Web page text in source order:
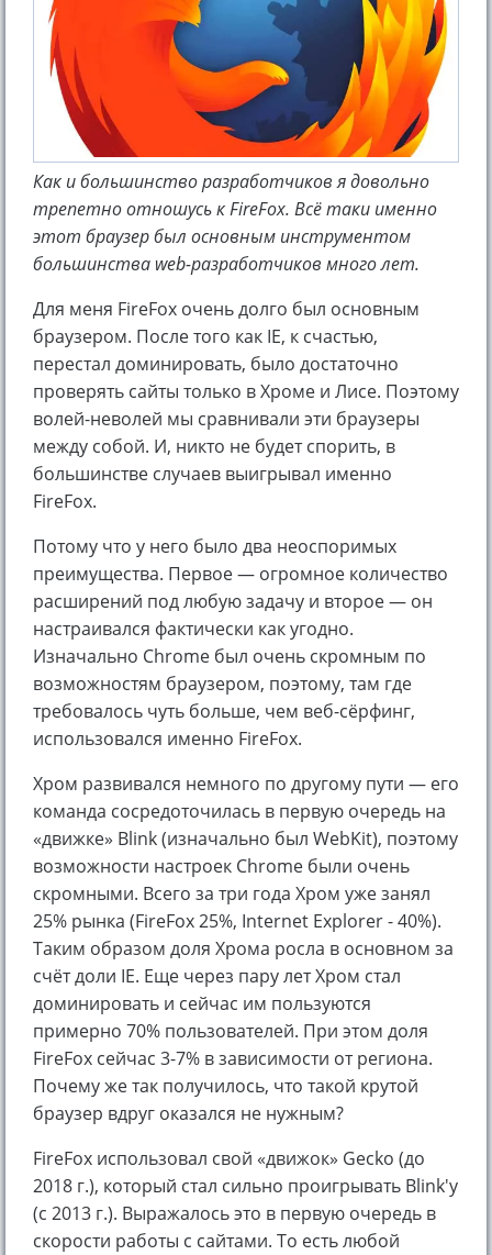
Как и большинство разработчиков я довольно
трепетно отношусь к FireFox. Всё таки именно
этот браузер был основным инструментом
большинства web-разработчиков много лет.
Для меня FireFox очень долго был основным
браузером. После того как IE, к счастью,
перестал доминировать, было достаточно
проверять сайты только в Хроме и Лисе. Поэтому
волей-неволей мы сравнивали эти браузеры
между собой. И, никто не будет спорить, в
большинстве случаев выигрывал именно
FireFox.
Потому что у него было два неоспоримых
преимущества. Первое — огромное количество
расширений под любую задачу и второе — он
настраивался фактически как угодно.
Изначально Chrome был очень скромным по
возможностям браузером, поэтому, там где
требовалось чуть больше, чем веб-сёрфинг,
использовался именно FireFox.
Хром развивался немного по другому пути — его
команда сосредоточилась в первую очередь на
«движке» Blink (изначально был WebKit), поэтому
возможности настроек Chrome были очень
скромными. Всего за три года Хром уже занял
25% рынка (FireFox 25%, Internet Explorer - 40%).
Таким образом доля Хрома росла в основном за
счёт доли IE. Еще через пару лет Хром стал
доминировать и сейчас им пользуются
примерно 70% пользователей. При этом доля
FireFox сейчас 3-7% в зависимости от региона.
Почему же так получилось, что такой крутой
браузер вдруг оказался не нужным?
FireFox использовал свой «движок» Gecko (до
2018 г.), который стал сильно проигрывать Blink'у
(с 2013 г.). Выражалось это в первую очередь в
скорости работы с сайтами. То есть любой